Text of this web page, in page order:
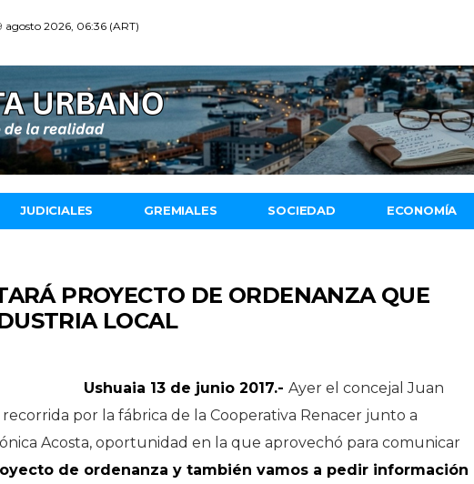
agosto 2026, 06:36 (ART)
JUDICIALES GREMIALES SOCIEDAD ECONOMÍA
PROYECTO DE ORDENANZA QUE
LOCAL
Ushuaia 13 de junio 2017.- Ayer el concejal Juan
por la fábrica de la Cooperativa Renacer junto a
Acosta, oportunidad en la que aprovechó para comunicar
de ordenanza y también vamos a pedir información